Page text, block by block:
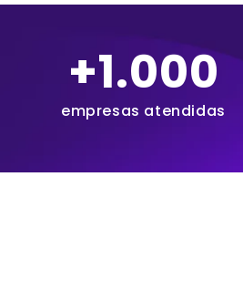
empresas atendidas
+1.000